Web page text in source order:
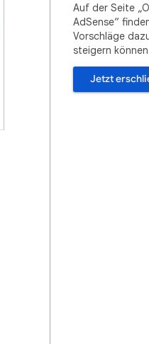
Auf der Seite
AdSense“
Vorschläge
steigern
Jetzt